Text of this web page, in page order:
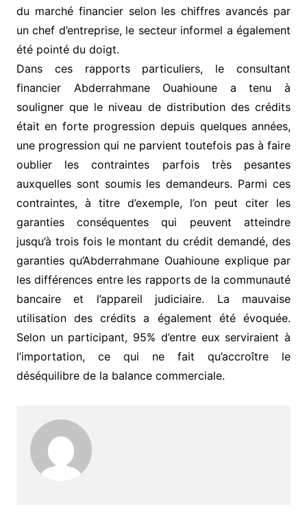
du marché financier selon les chiffres avancés par
un chef d’entreprise, le secteur informel a également
été pointé du doigt.
Dans ces rapports particuliers, le consultant
financier Abderrahmane Ouahioune a tenu à
souligner que le niveau de distribution des crédits
était en forte progression depuis quelques années,
une progression qui ne parvient toutefois pas à faire
oublier les contraintes parfois très pesantes
auxquelles sont soumis les demandeurs. Parmi ces
contraintes, à titre d’exemple, l’on peut citer les
garanties conséquentes qui peuvent atteindre
jusqu’à trois fois le montant du crédit demandé, des
garanties qu’Abderrahmane Ouahioune explique par
les différences entre les rapports de la communauté
bancaire et l’appareil judiciaire. La mauvaise
utilisation des crédits a également été évoquée.
Selon un participant, 95% d’entre eux serviraient à
l’importation, ce qui ne fait qu’accroître le
déséquilibre de la balance commerciale.